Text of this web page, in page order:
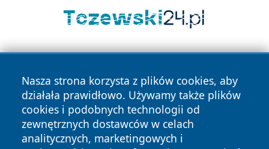
Nasza strona korzysta z plików cookies, aby
działała prawidłowo. Używamy także plików
cookies i podobnych technologii od
zewnętrznych dostawców w celach
analitycznych, marketingowych i
Copyright © 2026 wrotatarnowa.pl Wszystkie prawa
zastrzeżone.